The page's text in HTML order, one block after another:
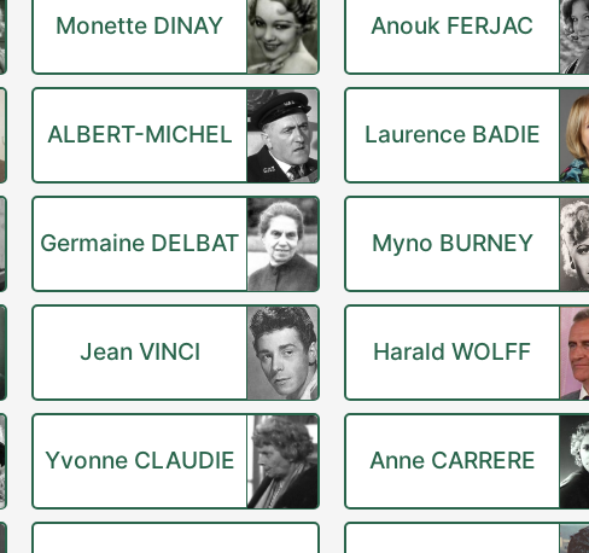
Monette DINAY Anouk FERJAC
ALBERT-MICHEL Laurence BADIE
Germaine DELBAT Myno BURNEY
Jean VINCI Harald WOLFF
Yvonne CLAUDIE Anne CARRERE